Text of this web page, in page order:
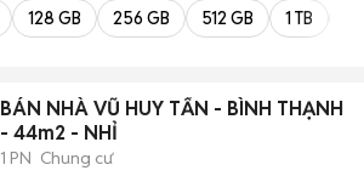
128 GB 256 GB 512 GB 1 TB
BÁN NHÀ VŨ HUY TẤN - BÌNH THẠNH
- 44m2 - NHỈ
1 PN Chung cư